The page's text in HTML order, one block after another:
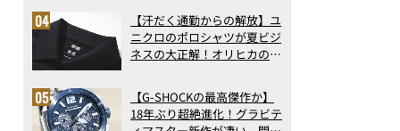
【汗だく通勤からの解放】ユ
ニクロのポロシャツが夏ビジ
ネスの大正解！オリヒカの透
アの実力
【G-SHOCKの最高傑作か】
18年ぶり超絶進化！グラビテ